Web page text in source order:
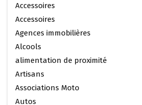
Accessoires
Accessoires
Agences immobilières
Alcools
alimentation de proximité
Artisans
Associations Moto
Autos